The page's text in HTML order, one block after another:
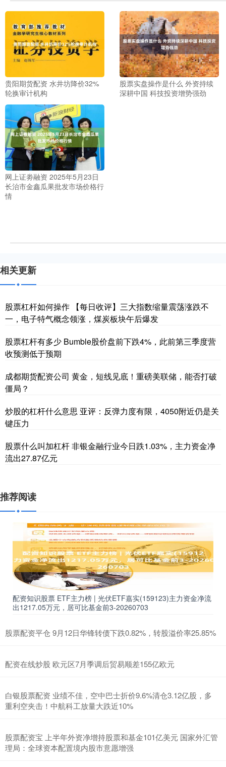
贵阳期货配资 水井坊降价32%
轮换审计机构
股票实盘操作是什么 外资持续
深耕中国 科技投资增势强劲
网上证劵融资 2025年5月23日
长治市金鑫瓜果批发市场价格行
情
相关更新
股票杠杆如何操作 【每日收评】三大指数缩量震荡涨跌不
一，电子特气概念领涨，煤炭板块午后爆发
股票杠杆有多少 Bumble股价盘前下跌4%，此前第三季度营
收预测低于预期
成都期货配资公司 黄金，短线见底！重磅美联储，能否打破
僵局？
炒股的杠杆什么意思 亚评：反弹力度有限，4050附近仍是关
键压力
股票什么叫加杠杆 非银金融行业今日跌1.03%，主力资金净
流出27.87亿元
推荐阅读
配资知识股票 ETF主力榜 | 光伏ETF嘉实(159123)主力资金净流
出1217.05万元，居可比基金前3-20260703
股票配资平仓 9月12日华锋转债下跌0.82%，转股溢价率25.85%
配资在线炒股 欧元区7月季调后贸易顺差155亿欧元
白银股票配资 业绩不佳，空中巴士折价9.6%清仓3.12亿股，多
重利空夹击！中航科工放量大跌近10%
股票配资宝 上半年外资净增持股票和基金101亿美元 国家外汇管
理局：全球资本配置境内股市意愿增强